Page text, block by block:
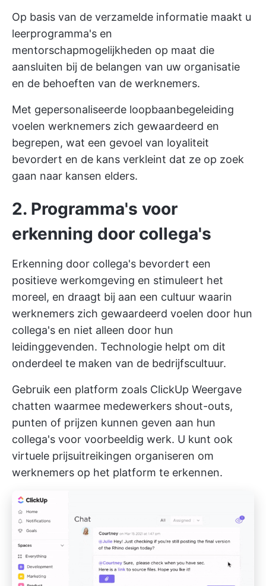
Op basis van de verzamelde informatie maakt u
leerprogramma's en
mentorschapmogelijkheden op maat die
aansluiten bij de belangen van uw organisatie
en de behoeften van de werknemers.
Met gepersonaliseerde loopbaanbegeleiding
voelen werknemers zich gewaardeerd en
begrepen, wat een gevoel van loyaliteit
bevordert en de kans verkleint dat ze op zoek
gaan naar kansen elders.
2. Programma's voor
erkenning door collega's
Erkenning door collega's bevordert een
positieve werkomgeving en stimuleert het
moreel, en draagt bij aan een cultuur waarin
werknemers zich gewaardeerd voelen door hun
collega's en niet alleen door hun
leidinggevenden. Technologie helpt om dit
onderdeel te maken van de bedrijfscultuur.
Gebruik een platform zoals ClickUp Weergave
chatten waarmee medewerkers shout-outs,
punten of prijzen kunnen geven aan hun
collega's voor voorbeeldig werk. U kunt ook
virtuele prijsuitreikingen organiseren om
werknemers op het platform te erkennen.